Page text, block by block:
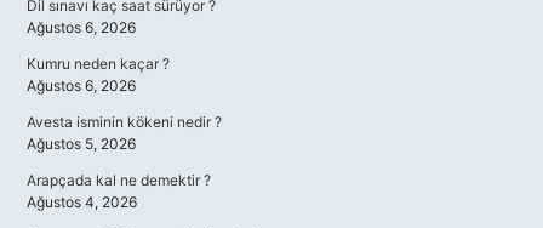
Dil sınavı kaç saat sürüyor ?
Ağustos 6, 2026
Kumru neden kaçar ?
Ağustos 6, 2026
Avesta isminin kökeni nedir ?
Ağustos 5, 2026
Arapçada kal ne demektir ?
Ağustos 4, 2026